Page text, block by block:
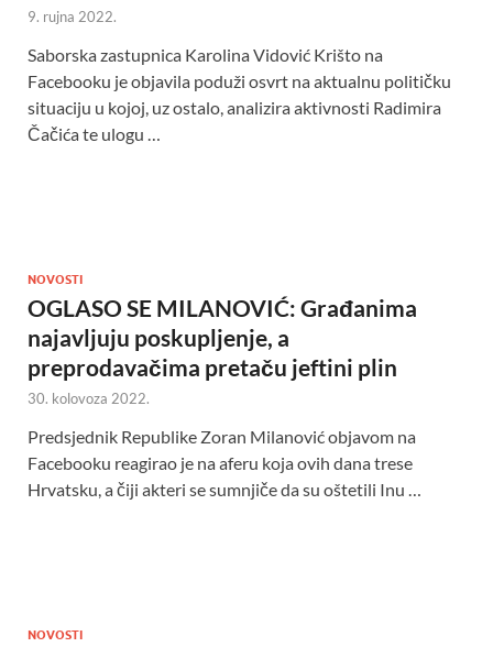
9. rujna 2022.
Saborska zastupnica Karolina Vidović Krišto na
Facebooku je objavila poduži osvrt na aktualnu političku
situaciju u kojoj, uz ostalo, analizira aktivnosti Radimira
Čačića te ulogu …
NOVOSTI
OGLASO SE MILANOVIĆ: Građanima
najavljuju poskupljenje, a
preprodavačima pretaču jeftini plin
30. kolovoza 2022.
Predsjednik Republike Zoran Milanović objavom na
Facebooku reagirao je na aferu koja ovih dana trese
Hrvatsku, a čiji akteri se sumnjiče da su oštetili Inu …
NOVOSTI